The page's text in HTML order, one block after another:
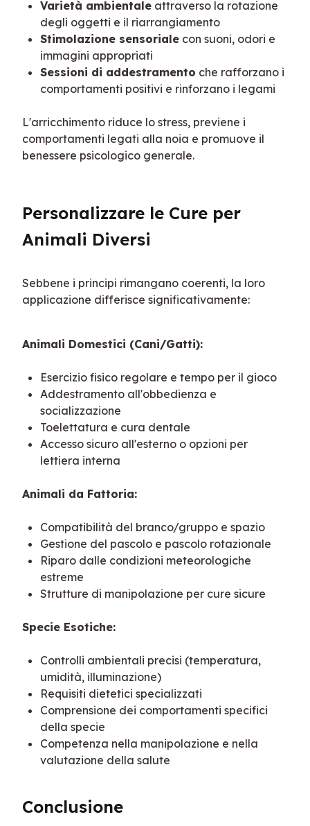
Varietà ambientale attraverso la rotazione
degli oggetti e il riarrangiamento
Stimolazione sensoriale con suoni, odori e
immagini appropriati
Sessioni di addestramento che rafforzano i
comportamenti positivi e rinforzano i legami
L'arricchimento riduce lo stress, previene i
comportamenti legati alla noia e promuove il
benessere psicologico generale.
Personalizzare le Cure per
Animali Diversi
Sebbene i principi rimangano coerenti, la loro
applicazione differisce significativamente:
Animali Domestici (Cani/Gatti):
Esercizio fisico regolare e tempo per il gioco
Addestramento all'obbedienza e
socializzazione
Toelettatura e cura dentale
Accesso sicuro all'esterno o opzioni per
lettiera interna
Animali da Fattoria:
Compatibilità del branco/gruppo e spazio
Gestione del pascolo e pascolo rotazionale
Riparo dalle condizioni meteorologiche
estreme
Strutture di manipolazione per cure sicure
Specie Esotiche:
Controlli ambientali precisi (temperatura,
umidità, illuminazione)
Requisiti dietetici specializzati
Comprensione dei comportamenti specifici
della specie
Competenza nella manipolazione e nella
valutazione della salute
Conclusione